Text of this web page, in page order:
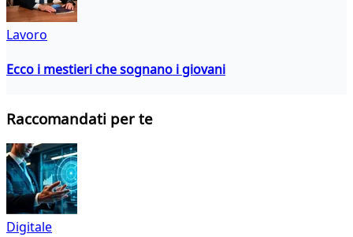
Lavoro
Ecco i mestieri che sognano i giovani
Raccomandati per te
Digitale